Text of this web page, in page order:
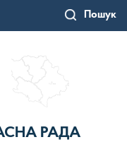
Пошук
РАДА